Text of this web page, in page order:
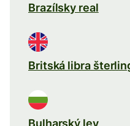
Brazílsky real
Britská libra
Bulharský lev